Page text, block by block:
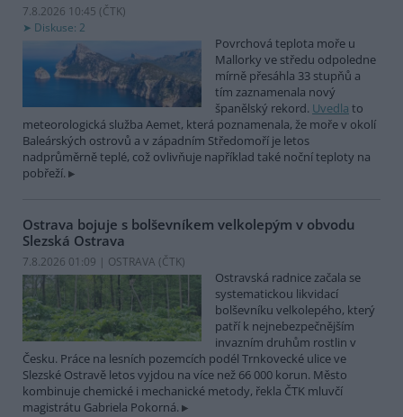
7.8.2026 10:45 (ČTK)
Diskuse: 2
Povrchová teplota moře u
Mallorky ve středu odpoledne
mírně přesáhla 33 stupňů a
tím zaznamenala nový
španělský rekord. Uvedla to
meteorologická služba Aemet, která poznamenala, že moře v okolí
Baleárských ostrovů a v západním Středomoří je letos
nadprůměrně teplé, což ovlivňuje například také noční teploty na
pobřeží.
Ostrava bojuje s bolševníkem velkolepým v obvodu
Slezská Ostrava
7.8.2026 01:09 | OSTRAVA (ČTK)
Ostravská radnice začala se
systematickou likvidací
bolševníku velkolepého, který
patří k nejnebezpečnějším
invazním druhům rostlin v
Česku. Práce na lesních pozemcích podél Trnkovecké ulice ve
Slezské Ostravě letos vyjdou na více než 66 000 korun. Město
kombinuje chemické i mechanické metody, řekla ČTK mluvčí
magistrátu Gabriela Pokorná.